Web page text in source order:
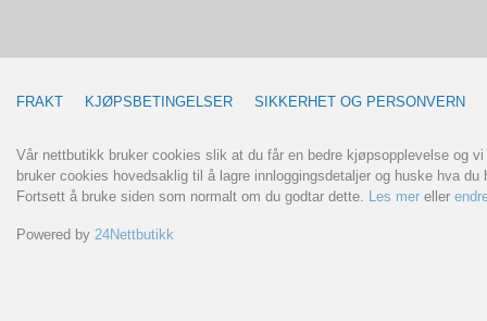
FRAKT KJØPSBETINGELSER SIKKERHET OG PERSONVERN
Vår nettbutikk bruker cookies slik at du får en bedre kjøpsopplevelse og
bruker cookies hovedsaklig til å lagre innloggingsdetaljer og huske hva du
Fortsett å bruke siden som normalt om du godtar dette.
Les mer eller
Powered by 24Nettbutikk